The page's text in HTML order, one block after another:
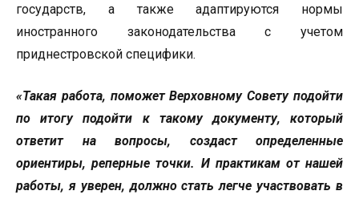
государств, а также адаптируются нормы
иностранного законодательства с учетом
приднестровской специфики.
«Такая работа, поможет Верховному Совету подойти
по итогу подойти к такому документу, который
ответит на вопросы, создаст определенные
ориентиры, реперные точки. И практикам от нашей
работы, я уверен, должно стать легче участвовать в